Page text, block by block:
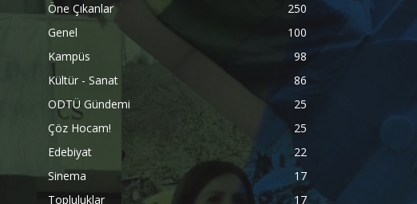
Öne Çıkanlar
250
Genel
100
Kampüs
98
Kültür - Sanat
86
ODTÜ Gündemi
25
Çöz Hocam!
25
Edebiyat
22
Sinema
17
Topluluklar
17